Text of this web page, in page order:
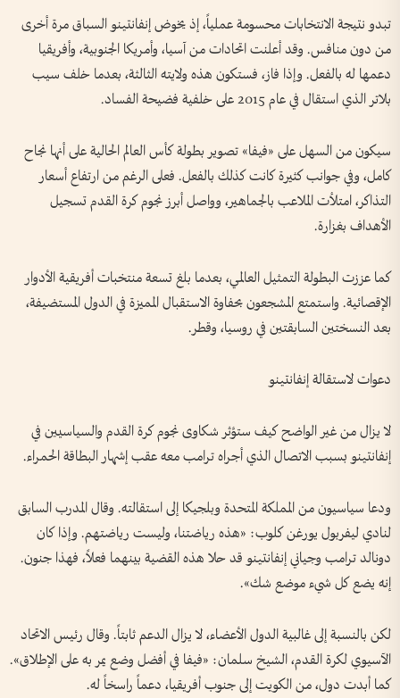
تبدو نتيجة الانتخابات محسومة عملياً، إذ يخوض إنفانتينو السباق مرة أخرى
من دون منافس. وقد أعلنت اتحادات من آسيا، وأمريكا الجنوبية، وأفريقيا
دعمها له بالفعل. وإذا فاز، فستكون هذه ولايته الثالثة، بعدما خلف سيب
بلاتر الذي استقال في عام 2015 على خلفية فضيحة الفساد.
سيكون من السهل على «فيفا» تصوير بطولة كأس العالم الحالية على أنها نجاح
كامل، وفي جوانب كثيرة كانت كذلك بالفعل. فعلى الرغم من ارتفاع أسعار
التذاكر، امتلأت الملاعب بالجماهير، وواصل أبرز نجوم كرة القدم تسجيل
الأهداف بغزارة.
كما عززت البطولة التمثيل العالمي، بعدما بلغ تسعة منتخبات أفريقية الأدوار
الإقصائية. واستمتع المشجعون بحفاوة الاستقبال المميزة في الدول المستضيفة،
بعد النسختين السابقتين في روسيا، وقطر.
دعوات لاستقالة إنفانتينو
لا يزال من غير الواضح كيف ستؤثر شكاوى نجوم كرة القدم والسياسيين في
إنفانتينو بسبب الاتصال الذي أجراه ترامب معه عقب إشهار البطاقة الحمراء.
ودعا سياسيون من المملكة المتحدة وبلجيكا إلى استقالته. وقال المدرب السابق
لنادي ليفربول يورغن كلوب: «هذه رياضتنا، وليست رياضتهم. وإذا كان
دونالد ترامب وجياني إنفانتينو قد حلا هذه القضية بينهما فعلاً، فهذا جنون.
إنه يضع كل شيء موضع شك».
لكن بالنسبة إلى غالبية الدول الأعضاء، لا يزال الدعم ثابتاً. وقال رئيس الاتحاد
الآسيوي لكرة القدم، الشيخ سلمان: «فيفا في أفضل وضع يمر به على الإطلاق».
كما أبدت دول، من الكويت إلى جنوب أفريقيا، دعماً راسخاً له.